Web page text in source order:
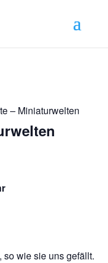
– Miniaturwelten
wie sie uns gefällt.